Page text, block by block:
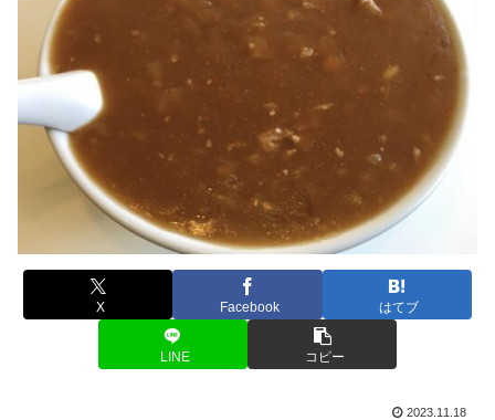
X Facebook はてブ
LINE コピー
2023.11.18